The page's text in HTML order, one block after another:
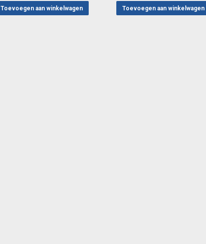
Toevoegen aan winkelwagen Toevoegen aan winkelwagen